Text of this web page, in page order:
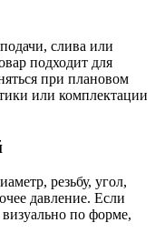
слива или
подходит для
при плановом
или комплектации
резьбу, угол,
давление. Если
визуально по форме,